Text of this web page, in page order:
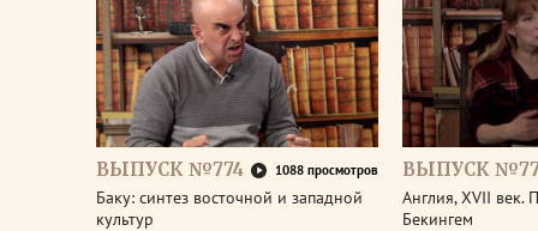
ВЫПУСК №774 1088 просмотров
Баку: синтез восточной и западной
культур
ВЫПУСК
Англия, XVII век.
Бекингем